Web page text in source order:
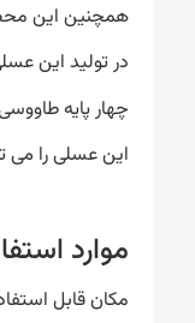
همچنین این
در تولید این
چهار پایه
این عسلی را می
موارد
مکان قابل